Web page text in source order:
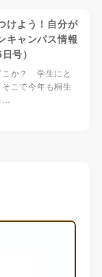
よう！自分が
キャンパス情報
号）
か？ 学生にと
こで今年も桐生